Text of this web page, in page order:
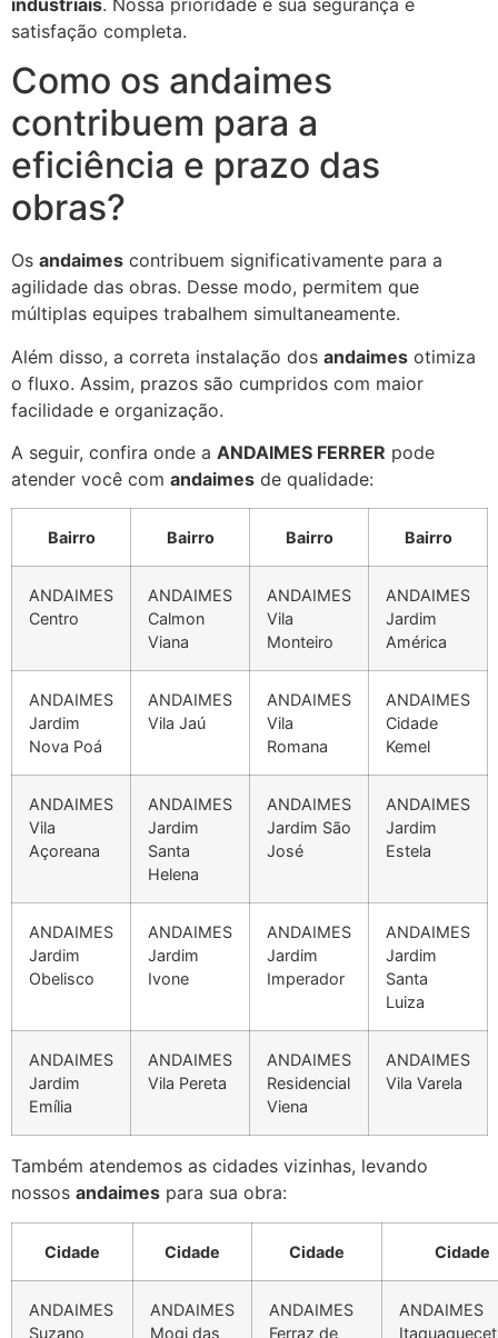
satisfação completa.
Como os andaimes
contribuem para a
eficiência e prazo das
obras?
Os andaimes contribuem significativamente para a
agilidade das obras. Desse modo, permitem que
múltiplas equipes trabalhem simultaneamente.
Além disso, a correta instalação dos andaimes otimiza
o fluxo. Assim, prazos são cumpridos com maior
facilidade e organização.
A seguir, confira onde a ANDAIMES FERRER pode
atender você com andaimes de qualidade:
Bairro Bairro Bairro Bairro
ANDAIMES
Centro
ANDAIMES
Calmon
Viana
ANDAIMES
Vila
Monteiro
ANDAIMES
Jardim
América
ANDAIMES
Jardim
Nova Poá
ANDAIMES
Vila Jaú
ANDAIMES
Vila
Romana
ANDAIMES
Cidade
Kemel
ANDAIMES
Vila
Açoreana
ANDAIMES
Jardim
Santa
Helena
ANDAIMES
Jardim São
José
ANDAIMES
Jardim
Estela
ANDAIMES
Jardim
Obelisco
ANDAIMES
Jardim
Ivone
ANDAIMES
Jardim
Imperador
ANDAIMES
Jardim
Santa
Luiza
ANDAIMES
Jardim
Emília
ANDAIMES
Vila Pereta
ANDAIMES
Residencial
Viena
ANDAIMES
Vila Varela
Também atendemos as cidades vizinhas, levando
nossos andaimes para sua obra:
Cidade Cidade Cidade Cidade
ANDAIMES
Suzano
ANDAIMES
Mogi das
ANDAIMES
Ferraz de
ANDAIMES